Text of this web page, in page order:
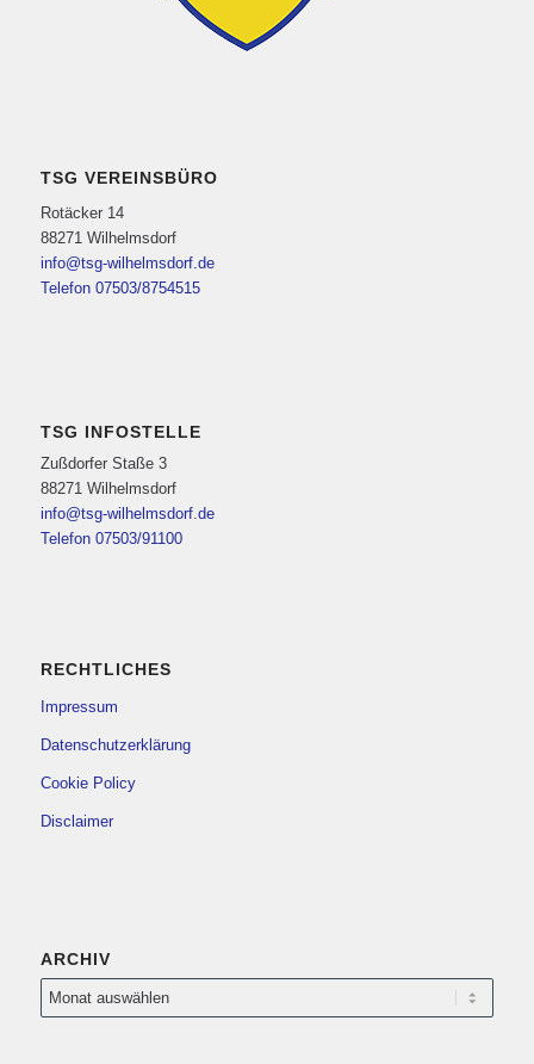
TSG VEREINSBÜRO
Rotäcker 14
88271 Wilhelmsdorf
info@tsg-wilhelmsdorf.de
Telefon 07503/8754515
TSG INFOSTELLE
Zußdorfer Staße 3
88271 Wilhelmsdorf
info@tsg-wilhelmsdorf.de
Telefon 07503/91100
RECHTLICHES
Impressum
Datenschutzerklärung
Cookie Policy
Disclaimer
ARCHIV